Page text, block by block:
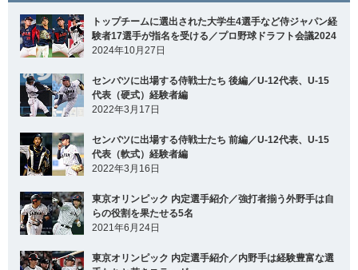
トップチームに選出された大学生4選手など侍ジャパン経
験者17選手が指名を受ける／プロ野球ドラフト会議2024
2024年10月27日
センバツに出場する侍戦士たち 後編／U-12代表、U-15
代表（硬式）経験者編
2022年3月17日
センバツに出場する侍戦士たち 前編／U-12代表、U-15
代表（軟式）経験者編
2022年3月16日
東京オリンピック 内定選手紹介／強打者揃う外野手は自
らの役割を果たせる5名
2021年6月24日
東京オリンピック 内定選手紹介／内野手は経験豊富な選